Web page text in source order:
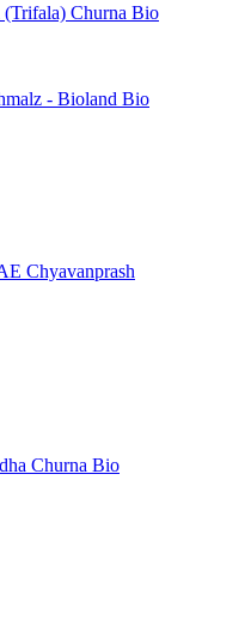
(Trifala) Churna Bio
- Bioland Bio
Chyavanprash
Churna Bio